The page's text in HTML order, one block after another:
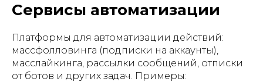
Сервисы автоматизации
Платформы для автоматизации действий:
массфолловинга (подписки на аккаунты),
масслайкинга, рассылки сообщений, отписки
от ботов и других задач. Примеры: